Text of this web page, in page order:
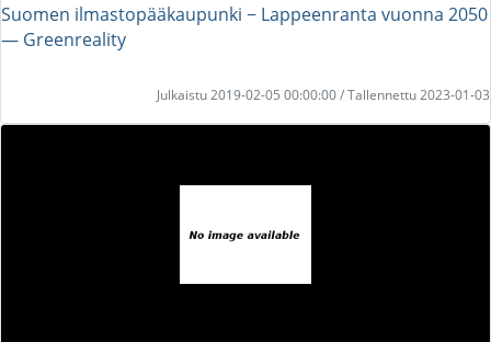
Suomen ilmastopääkaupunki − Lappeenranta vuonna 2050
― Greenreality
Julkaistu 2019-02-05 00:00:00 / Tallennettu 2023-01-03